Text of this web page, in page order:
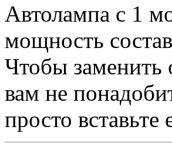
Автолампа с 1
мощность
Чтобы
вам не
просто вставьте